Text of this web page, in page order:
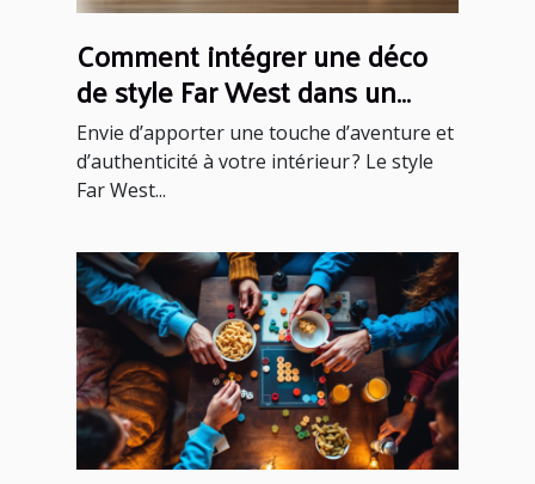
Comment intégrer une déco
de style Far West dans un
intérieur moderne ?
Envie d’apporter une touche d’aventure et
d’authenticité à votre intérieur ? Le style
Far West...